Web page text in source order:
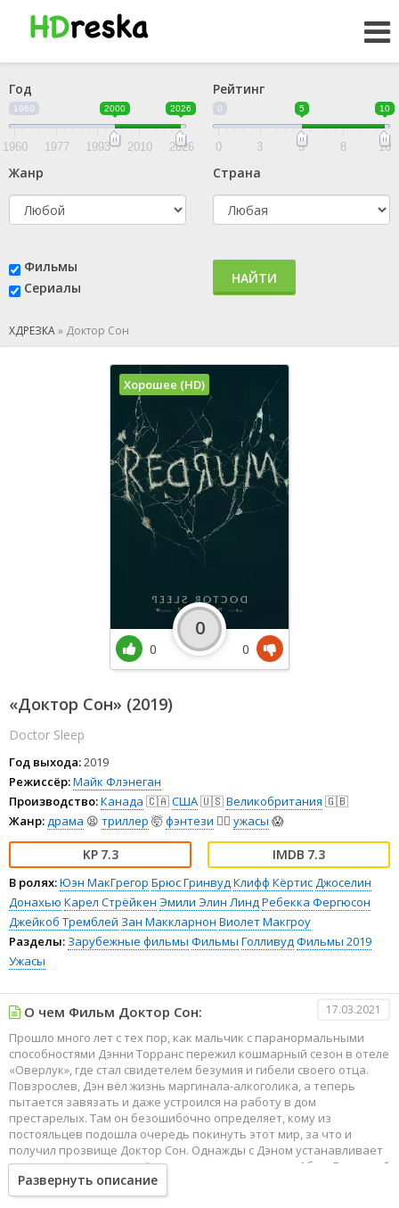
Год
1960 2000 2026
1960 1977 1993 2010 2026
Рейтинг
0 5 10
0 3 5 8 10
Жанр Страна
Фильмы
Сериалы
НАЙТИ
ХДРЕЗКА» Доктор Сон
«Доктор Сон» (2019)
Doctor Sleep
Год выхода:2019
Режиссёр:Майк Флэнеган
Производство:Канада 🇨🇦США🇺🇸Великобритания 🇬🇧
Жанр:драма 😫 триллер 🤯фэнтези 🧝‍♂️ ужасы 😱
7.3 7.3
В ролях:Юэн МакГрегор Брюс ГринвудКлифф КёртисДжоселин
Донахью Карел Стрёйкен Эмили Элин ЛиндРебекка Фергюсон
Джейкоб Тремблей Зан Маккларнон Виолет Макгроу
Разделы: Зарубежные фильмы Фильмы ГолливудФильмы 2019
Ужасы
Хорошее (HD)
0
0
0
О чем Фильм Доктор Сон: 17.03.2021
Прошло много лет с тех пор, как мальчик с паранормальными
способностями Дэнни Торранс пережил кошмарный сезон в отеле
«Оверлук», где стал свидетелем безумия и гибели своего отца.
Повзрослев, Дэн вёл жизнь маргинала-алкоголика, а теперь
пытается завязать и даже устроился на работу в дом
престарелых. Там он безошибочно определяет, кому из
постояльцев подошла очередь покинуть этот мир, за что и
получил прозвище Доктор Сон. Однажды с Дэном устанавливает
связь невероятно одарённая «сияющая» девочка Абра. Вскоре ей
потребуется его помощь, чтобы противостоять членам
организации «Истинный узел» – группы охотников за
Развернуть описание